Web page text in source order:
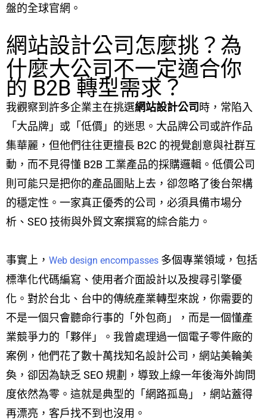
盤的全球官網。
網站設計公司怎麼挑？為
什麼大公司不一定適合你
的 B2B 轉型需求？
我觀察到許多企業主在挑選網站設計公司時，常陷入
「大品牌」或「低價」的迷思。大品牌公司或許作品
集華麗，但他們往往更擅長 B2C 的視覺創意與社群互
動，而不見得懂 B2B 工業產品的採購邏輯。低價公司
則可能只是把你的產品圖貼上去，卻忽略了後台架構
的穩定性。一家真正優秀的公司，必須具備市場分
析、SEO 技術與外貿文案撰寫的綜合能力。
事實上， Web design encompasses 多個專業領域，包括
標準化代碼編寫、使用者介面設計以及搜尋引擎優
化。對於台北、台中的傳統產業轉型來說，你需要的
不是一個只會聽命行事的「外包商」，而是一個懂產
業競爭力的「夥伴」。我曾處理過一個電子零件廠的
案例，他們花了數十萬找知名設計公司，網站美輪美
奐，卻因為缺乏 SEO 規劃，導致上線一年後海外詢問
度依然為零。這就是典型的「網路孤島」，網站蓋得
再漂亮，客戶找不到也沒用。